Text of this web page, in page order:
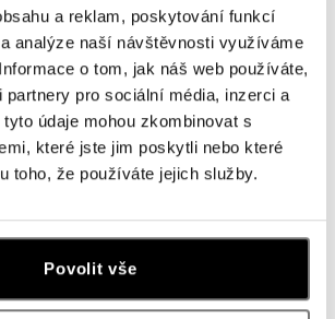
a reklam, poskytování funkcí
analýze naší návštěvnosti využíváme
o tom, jak náš web používáte,
pro sociální média, inzerci a
údaje mohou zkombinovat s
které jste jim poskytli nebo které
toho, že používáte jejich služby.
Povolit vše
do 21:00
Brno
42 Brno
do 21:00
Černý most, Praha 9
do 21:00